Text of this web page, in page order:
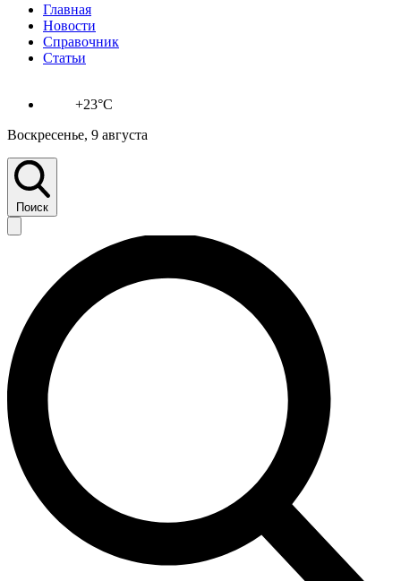
Главная
Новости
Справочник
Статьи
+23°C
Воскресенье, 9 августа
Поиск